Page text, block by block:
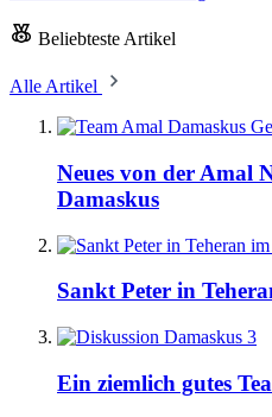
Beliebteste Artikel
Alle Artikel
Neues von der Amal
Damaskus
Sankt Peter in
3
Ein ziemlich gutes